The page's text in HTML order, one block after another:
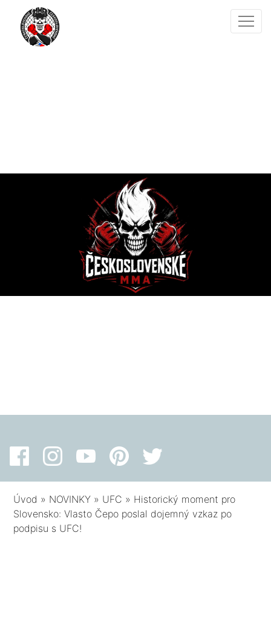
Úvod » NOVINKY » UFC » Historický moment pro
Slovensko: Vlasto Čepo poslal dojemný vzkaz po
podpisu s UFC!